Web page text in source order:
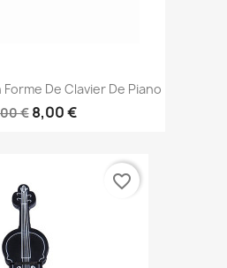
Forme De Clavier De Piano
€ 8,00 €
favorite_border